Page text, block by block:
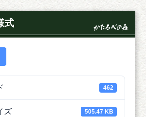
式
462
ズ 505.47 KB